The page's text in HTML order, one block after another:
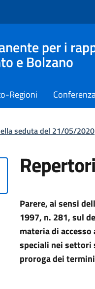
per i
e Bolzano
Regioni
seduta del 21/05/2020
Parere, ai sensi
1997, n. 281, sul
materia di
speciali nei settori
proroga dei